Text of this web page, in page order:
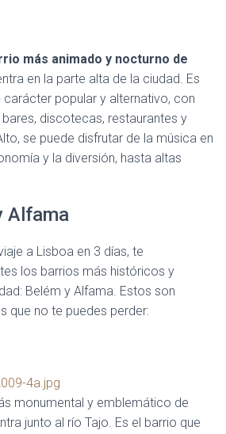
más animado y nocturno de
en la parte alta de la ciudad. Es
carácter popular y alternativo, con
discotecas, restaurantes y
se puede disfrutar de la música en
y la diversión, hasta altas
Alfama
a Lisboa en 3 días, te
los barrios más históricos y
Belém y Alfama. Estos son
que no te puedes perder:
monumental y emblemático de
junto al río Tajo. Es el barrio que